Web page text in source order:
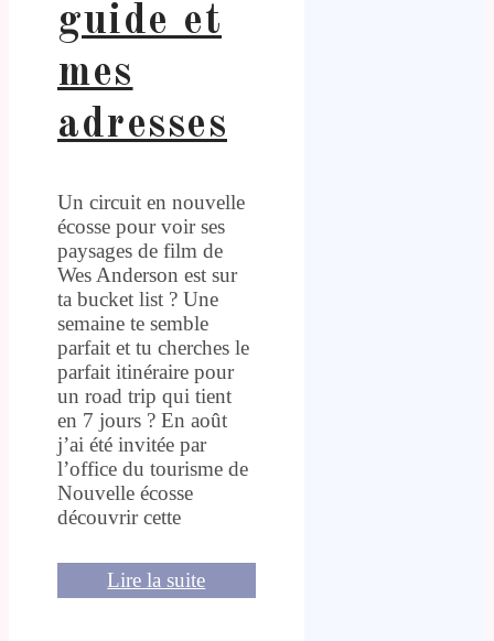
guide et
mes
adresses
Un circuit en nouvelle
écosse pour voir ses
paysages de film de
Wes Anderson est sur
ta bucket list ? Une
semaine te semble
parfait et tu cherches le
parfait itinéraire pour
un road trip qui tient
en 7 jours ? En août
j’ai été invitée par
l’office du tourisme de
Nouvelle écosse
découvrir cette
Lire la suite